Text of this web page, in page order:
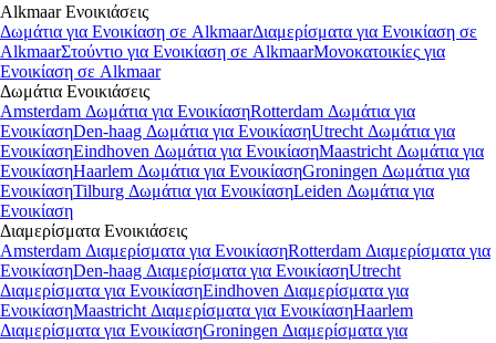
Alkmaar Ενοικιάσεις
Δωμάτια για Ενοικίαση σε AlkmaarΔιαμερίσματα για Ενοικίαση σε
AlkmaarΣτούντιο για Ενοικίαση σε AlkmaarΜονοκατοικίες για
Ενοικίαση σε Alkmaar
Δωμάτια Ενοικιάσεις
Amsterdam Δωμάτια για ΕνοικίασηRotterdam Δωμάτια για
ΕνοικίασηDen-haag Δωμάτια για ΕνοικίασηUtrecht Δωμάτια για
ΕνοικίασηEindhoven Δωμάτια για ΕνοικίασηMaastricht Δωμάτια για
ΕνοικίασηHaarlem Δωμάτια για ΕνοικίασηGroningen Δωμάτια για
ΕνοικίασηTilburg Δωμάτια για ΕνοικίασηLeiden Δωμάτια για
Ενοικίαση
Διαμερίσματα Ενοικιάσεις
Amsterdam Διαμερίσματα για ΕνοικίασηRotterdam Διαμερίσματα για
ΕνοικίασηDen-haag Διαμερίσματα για ΕνοικίασηUtrecht
Διαμερίσματα για ΕνοικίασηEindhoven Διαμερίσματα για
ΕνοικίασηMaastricht Διαμερίσματα για ΕνοικίασηHaarlem
Διαμερίσματα για ΕνοικίασηGroningen Διαμερίσματα για